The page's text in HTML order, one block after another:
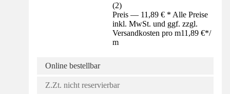
(2)
Preis — 11,89 € * Alle Preise
inkl. MwSt. und ggf. zzgl.
Versandkosten pro m11,89 €*/
m
Online bestellbar
Z.Zt. nicht reservierbar